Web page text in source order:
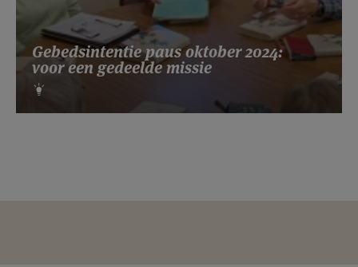
Gebedsintentie paus oktober 2024:
voor een gedeelde missie